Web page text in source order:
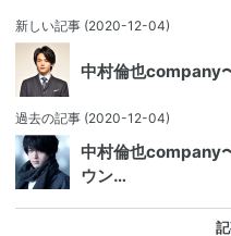
新しい記事 (2020-12-04)
中村倫也company
過去の記事 (2020-12-04)
中村倫也company
ウン…